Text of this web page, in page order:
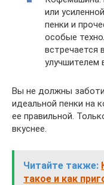
или
пенки и
особые
встречается
улучшителем
Вы не должны
идеальной пенки на
ее правильной.
вкуснее.
Читайте также:
такое и как